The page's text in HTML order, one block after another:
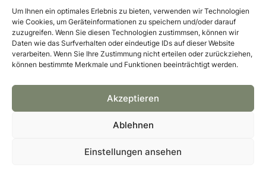
Um Ihnen ein optimales Erlebnis zu bieten, verwenden wir Technologien
wie Cookies, um Geräteinformationen zu speichern und/oder darauf
zuzugreifen. Wenn Sie diesen Technologien zustimmsen, können wir
Daten wie das Surfverhalten oder eindeutige IDs auf dieser Website
verarbeiten. Wenn Sie Ihre Zustimmung nicht erteilen oder zurückziehen,
können bestimmte Merkmale und Funktionen beeinträchtigt werden.
Akzeptieren
Ablehnen
Einstellungen ansehen
Privacy
CONTACT US
1-888-625-8064
1-888-912-8375